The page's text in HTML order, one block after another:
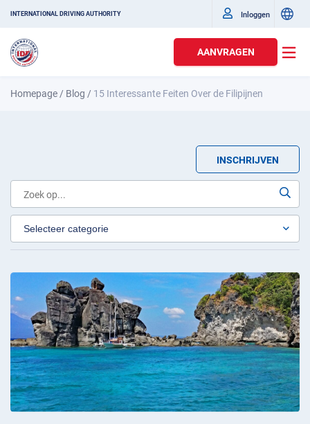
INTERNATIONAL DRIVING AUTHORITY Inloggen
AANVRAGEN
Homepage / Blog / 15 Interessante Feiten Over de Filipijnen
INSCHRIJVEN